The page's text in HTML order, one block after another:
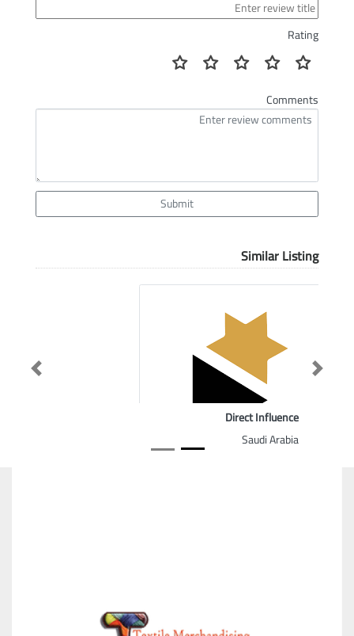
Rating
Comments
Submit
Similar Listing
Direct Influence
Saudi Arabia
Previous Next